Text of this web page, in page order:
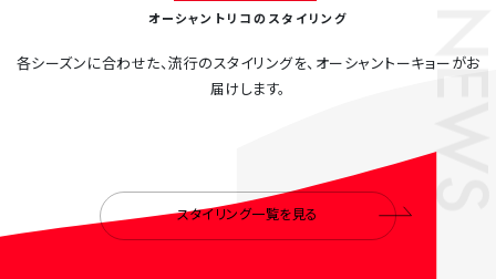
オーシャントリコのスタイリング
各シーズンに合わせた、流行のスタイリングを、オーシャントーキョーがお
届けします。
スタイリング一覧を見る
NEWS